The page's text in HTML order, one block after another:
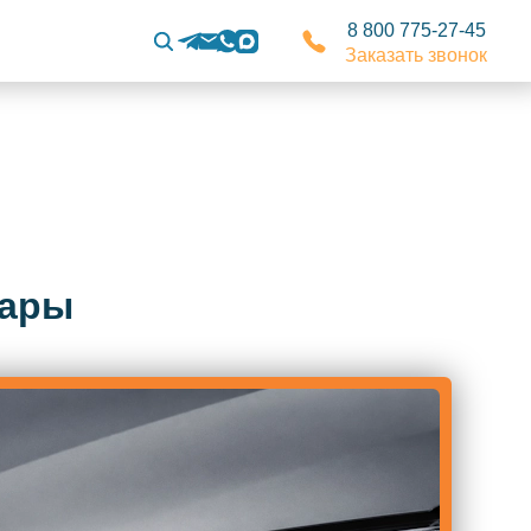
8 800 775-27-45
Заказать звонок